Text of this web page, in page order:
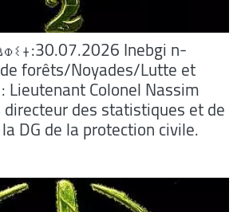
Inebgi n-
forêts/Noyades/Lutte et
Lieutenant Colonel Nassim
des statistiques et de
DG de la protection civile.